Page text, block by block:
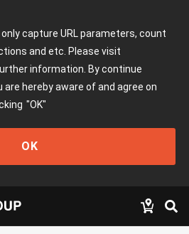
capture URL parameters, count
and etc. Please visit
information. By continue
are hereby aware of and agree on
"OK"
OK